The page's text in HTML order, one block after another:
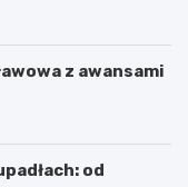
z awansami
od